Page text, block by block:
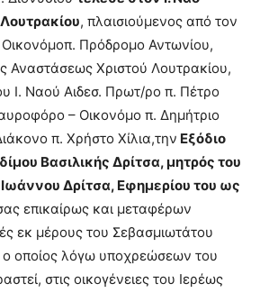
, πλαισιούμενος από τον
Πρόδρομο Αντωνίου,
Αναστάσεως Χριστού Λουτρακίου,
Ι. Ναού Αιδεσ. Πρωτ/ρο π. Πέτρο
– Οικονόμο π. Δημήτριο
π. Χρήστο Χίλια,την Εξόδιο
Βασιλικής Δρίτσα, μητρός του
Δρίτσα, Εφημερίου του ως
επικαίρως και μεταφέρων
εκ μέρους του Σεβασμιωτάτου
οποίος λόγω υποχρεώσεων του
στις οικογένειες του Ιερέως